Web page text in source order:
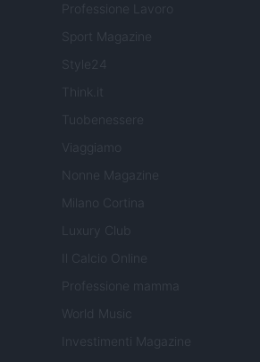
Professione Lavoro
Sport Magazine
Style24
Think.it
Tuobenessere
Viaggiamo
Nonne Magazine
Milano Cortina
Luxury Club
Il Calcio Online
Professione mamma
World Music
Investimenti Magazine